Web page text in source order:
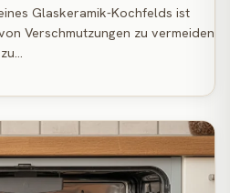
Glaskeramik-Kochfelds ist
Verschmutzungen zu vermeiden